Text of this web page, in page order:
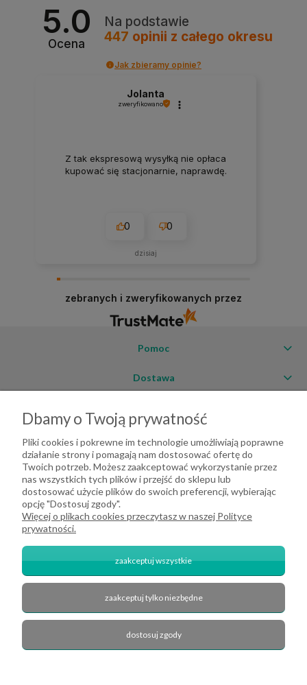
5.0
Ocena
Na podstawie
447 opinii z całego okresu
Jak zbieramy opinie?
Jolanta
zweryfikowano
Z tak ekspresową wysyłką nie opłaca
kupować się stacjonarnie, naprawdę.
0 0
dzisiaj
zebranych i zweryfikowanych przez
Pomoc
Dostawa
O firmie
2026 DeHome.pl | Tekstylia domowe DeHome | Przemysłowa 8, 43-430
Pierściec | E-mail: dehome@dehome.pl | Tel.: 733 666 100 | "INARI" SPÓŁKA
CYWILNA BARTŁOMIEJ SOBINA, ZDZISŁAW BOJDA | NIP: 6332161340 |
Dbamy o Twoją prywatność
Pliki cookies i pokrewne im technologie umożliwiają poprawne
działanie strony i pomagają nam dostosować ofertę do
Twoich potrzeb. Możesz zaakceptować wykorzystanie przez
nas wszystkich tych plików i przejść do sklepu lub
dostosować użycie plików do swoich preferencji, wybierając
opcję "Dostosuj zgody".
Więcej o plikach cookies przeczytasz w naszej Polityce
prywatności.
zaakceptuj wszystkie
zaakceptuj tylko niezbędne
dostosuj zgody